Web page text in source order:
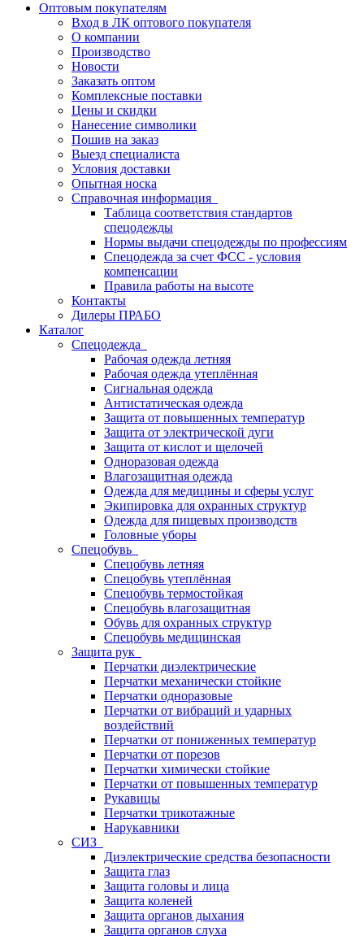
Оптовым покупателям
Вход в ЛК оптового покупателя
О компании
Производство
Новости
Заказать оптом
Комплексные поставки
Цены и скидки
Нанесение символики
Пошив на заказ
Выезд специалиста
Условия доставки
Опытная носка
Справочная информация
Таблица соответствия стандартов
спецодежды
Нормы выдачи спецодежды по профессиям
Спецодежда за счет ФСС - условия
компенсации
Правила работы на высоте
Контакты
Дилеры ПРАБО
Каталог
Спецодежда
Рабочая одежда летняя
Рабочая одежда утеплённая
Сигнальная одежда
Антистатическая одежда
Защита от повышенных температур
Защита от электрической дуги
Защита от кислот и щелочей
Одноразовая одежда
Влагозащитная одежда
Одежда для медицины и сферы услуг
Экипировка для охранных структур
Одежда для пищевых производств
Головные уборы
Спецобувь
Спецобувь летняя
Спецобувь утеплённая
Спецобувь термостойкая
Спецобувь влагозащитная
Обувь для охранных структур
Спецобувь медицинская
Защита рук
Перчатки диэлектрические
Перчатки механически стойкие
Перчатки одноразовые
Перчатки от вибраций и ударных
воздействий
Перчатки от пониженных температур
Перчатки от порезов
Перчатки химически стойкие
Перчатки от повышенных температур
Рукавицы
Перчатки трикотажные
Нарукавники
СИЗ
Диэлектрические средства безопасности
Защита глаз
Защита головы и лица
Защита коленей
Защита органов дыхания
Защита органов слуха